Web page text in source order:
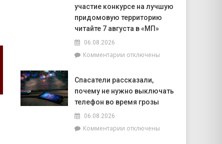
участие конкурсе на лучшую
придомовую территорию
читайте 7 августа в «МП»
06.08.2026
Комментариик
том,
как
ВНС
фундаментом
отключены
Спасатели рассказали,
почему не нужно выключать
телефон во время грозы
06.08.2026
Комментариикотключены